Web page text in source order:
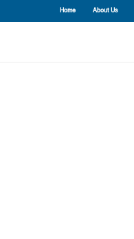
Home About Us